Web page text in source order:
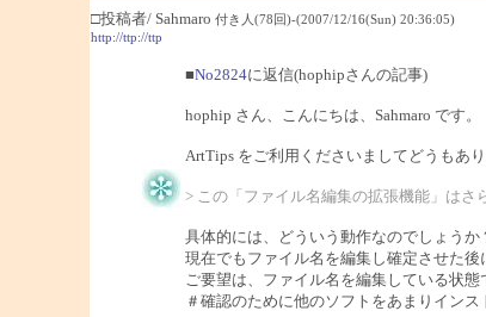
□投稿者/ Sahmaro 付き人(78回)-(2007/12/16(Sun) 20:36:05)
http://ttp://ttp
■No2824に返信(hophipさんの記事)
hophip さん、こんにちは、Sahmaro です。
ArtTips をご利用くださいましてどうもあり
> この「ファイル名編集の拡張機能」はさ
具体的には、どういう動作なのでしょうか
現在でもファイル名を編集し確定させた
ご要望は、ファイル名を編集している状
＃確認のために他のソフトをあまりイン